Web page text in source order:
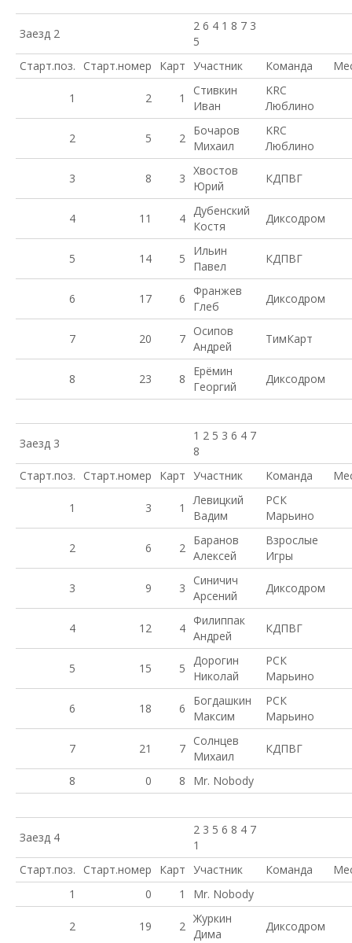
Заезд 2
2 6 4 1 8 7 3
5
Старт.поз.
Старт.номер Карт Участник Команда
1 2 1
Стивкин
Иван
KRC
Люблино
2 5 2
Бочаров
Михаил
KRC
Люблино
3 8 3
Хвостов
Юрий
КДПВГ
4 11 4
Дубенский
Костя
Диксодром
5 14 5
Ильин
Павел
КДПВГ
6 17 6
Франжев
Глеб
Диксодром
7 20 7
Осипов
Андрей
ТимКарт
8 23 8
Ерёмин
Георгий
Диксодром
Заезд 3
1 2 5 3 6 4 7
8
Старт.поз.
Старт.номер Карт Участник Команда
1 3 1
Левицкий
Вадим
РСК
Марьино
2 6 2
Баранов
Алексей
Взрослые
Игры
3 9 3
Синичич
Арсений
Диксодром
4 12 4
Филиппак
Андрей
КДПВГ
5 15 5
Дорогин
Николай
РСК
Марьино
6 18 6
Богдашкин
Максим
РСК
Марьино
7 21 7
Солнцев
Михаил
КДПВГ
8 0 8 Mr. Nobody
Заезд 4
2 3 5 6 8 4 7
1
Старт.поз.
Старт.номер Карт Участник Команда
1
0 1 Mr. Nobody
2 19 2
Журкин
Дима
Диксодром